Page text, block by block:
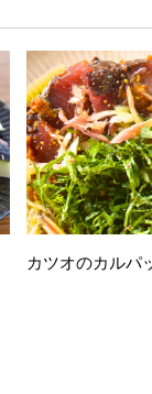
カツオのカルパ